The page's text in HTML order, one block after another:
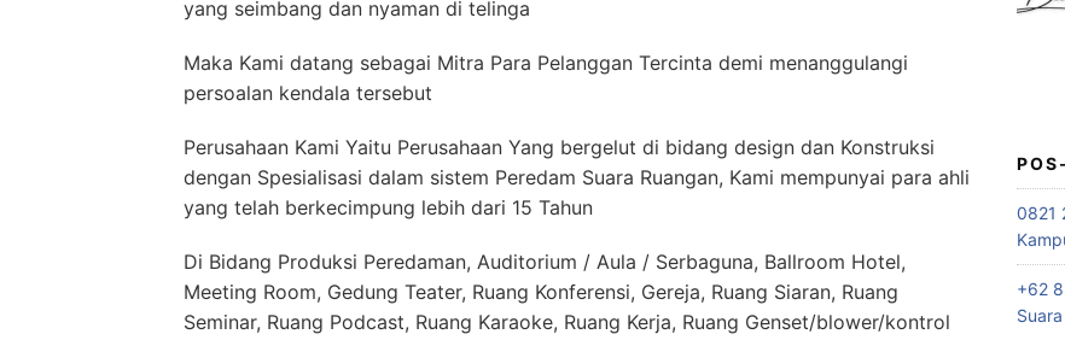
yang seimbang dan nyaman di telinga
Maka Kami datang sebagai Mitra Para Pelanggan Tercinta demi menanggulangi
persoalan kendala tersebut
Perusahaan Kami Yaitu Perusahaan Yang bergelut di bidang design dan Konstruksi
dengan Spesialisasi dalam sistem Peredam Suara Ruangan, Kami mempunyai para ahli
yang telah berkecimpung lebih dari 15 Tahun
Di Bidang Produksi Peredaman, Auditorium / Aula / Serbaguna, Ballroom Hotel,
Meeting Room, Gedung Teater, Ruang Konferensi, Gereja, Ruang Siaran, Ruang
Seminar, Ruang Podcast, Ruang Karaoke, Ruang Kerja, Ruang Genset/blower/kontrol
0821
+62